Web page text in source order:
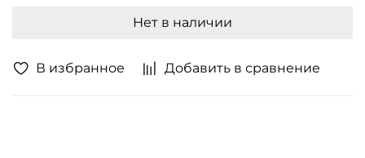
В избранное Добавить в сравнение
Нет в наличии